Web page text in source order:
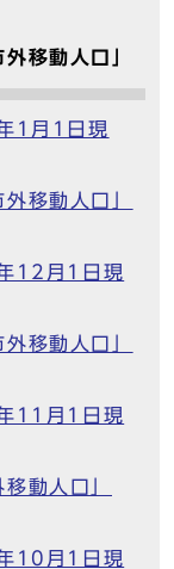
移動人口」
1月1日現
移動人口」
12月1日現
移動人口」
11月1日現
動人口」
10月1日現